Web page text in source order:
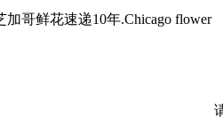
哥鲜花速递10年.Chicago flower